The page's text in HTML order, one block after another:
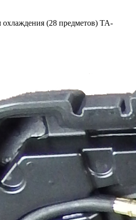
охлаждения (28 предметов) TA-